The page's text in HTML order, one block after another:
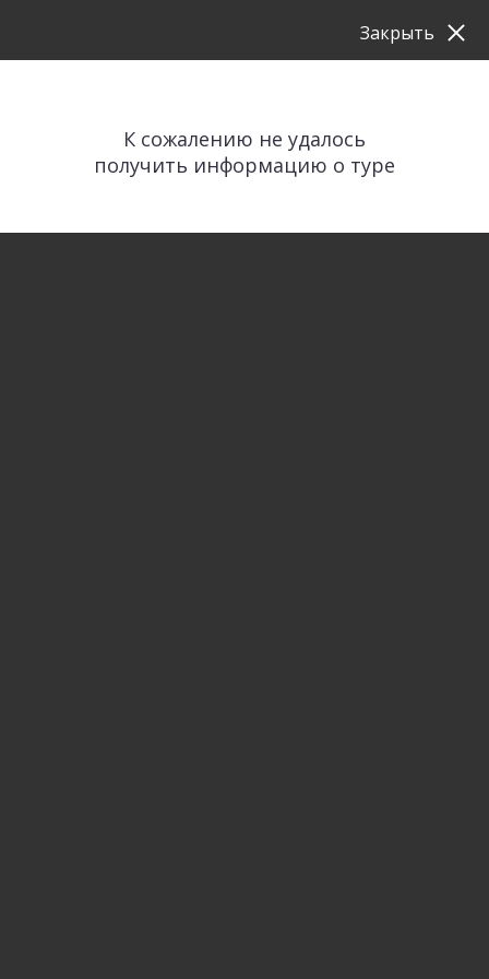
К сожалению не удалось
получить информацию о туре
Закрыть